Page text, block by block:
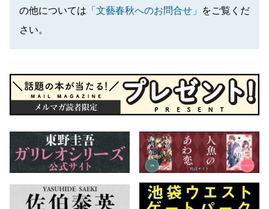
の他については 「文藝春秋へのお問合せ」
をご覧くだ
さい。